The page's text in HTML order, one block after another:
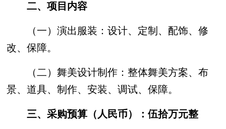
二、项目内容
（一）演出服装：设计、定制、配饰、修
改、保障。
（二）舞美设计制作：整体舞美方案、布
景、道具、制作、安装、调试、保障。
三、采购预算（人民币）：伍拾万元整